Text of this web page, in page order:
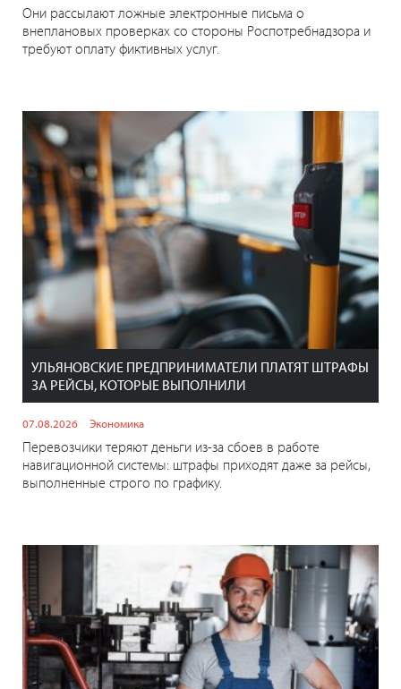
Они рассылают ложные электронные письма о
внеплановых проверках со стороны Роспотребнадзора и
требуют оплату фиктивных услуг.
УЛЬЯНОВСКИЕ ПРЕДПРИНИМАТЕЛИ ПЛАТЯТ ШТРАФЫ
ЗА РЕЙСЫ, КОТОРЫЕ ВЫПОЛНИЛИ
07.08.2026 Экономика
Перевозчики теряют деньги из-за сбоев в работе
навигационной системы: штрафы приходят даже за рейсы,
выполненные строго по графику.